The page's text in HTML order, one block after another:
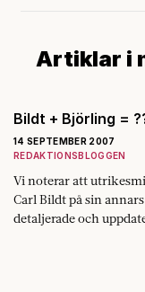
Artiklar i
Bildt + Björling =
14 SEPTEMBER 2007
REDAKTIONSBLOGGEN
Vi noterar att
Carl Bildt på sin annars
detaljerade och